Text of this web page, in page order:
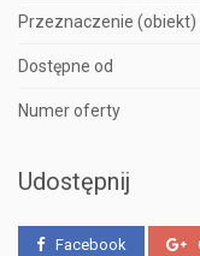
Przeznaczenie (obiekt)
Dostępne od
Numer oferty
Udostępnij
Facebook